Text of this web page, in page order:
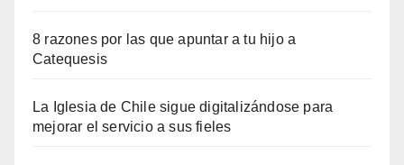
8 razones por las que apuntar a tu hijo a
Catequesis
La Iglesia de Chile sigue digitalizándose para
mejorar el servicio a sus fieles